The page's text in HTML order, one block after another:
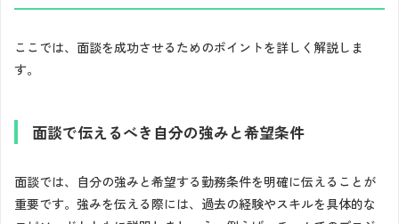
ここでは、面談を成功させるためのポイントを詳しく解説しま
す。
面談で伝えるべき自分の強みと希望条件
面談では、自分の強みと希望する勤務条件を明確に伝えることが
重要です。強みを伝える際には、過去の経験やスキルを具体的な